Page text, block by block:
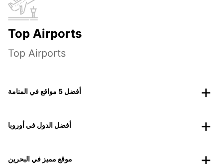
Top Airports
Top Airports
أفضل 5 مواقع في المنامة
أفضل الدول في أوروبا
موقع مميز في البحرين